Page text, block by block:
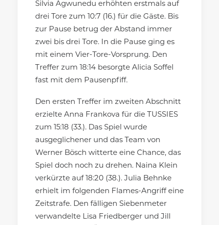
Silvia Agwunedu erhöhten erstmals auf
drei Tore zum 10:7 (16.) für die Gäste. Bis
zur Pause betrug der Abstand immer
zwei bis drei Tore. In die Pause ging es
mit einem Vier-Tore-Vorsprung. Den
Treffer zum 18:14 besorgte Alicia Soffel
fast mit dem Pausenpfiff.
Den ersten Treffer im zweiten Abschnitt
erzielte Anna Frankova für die TUSSIES
zum 15:18 (33.). Das Spiel wurde
ausgeglichener und das Team von
Werner Bösch witterte eine Chance, das
Spiel doch noch zu drehen. Naina Klein
verkürzte auf 18:20 (38.). Julia Behnke
erhielt im folgenden Flames-Angriff eine
Zeitstrafe. Den fälligen Siebenmeter
verwandelte Lisa Friedberger und Jill